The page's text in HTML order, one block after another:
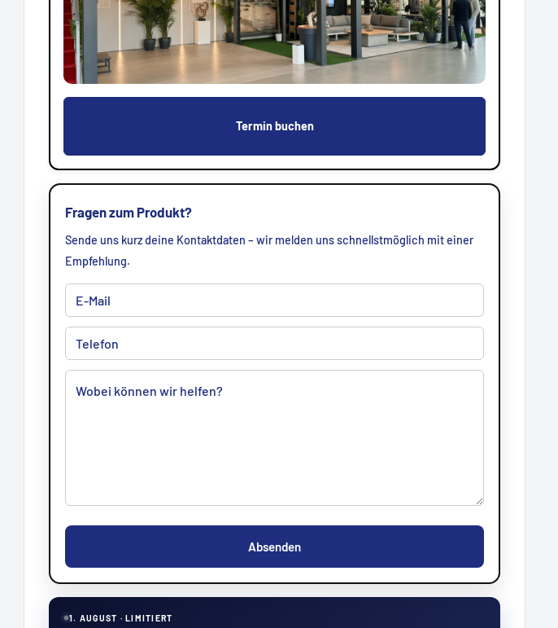
Termin buchen
Fragen zum Produkt?
Sende uns kurz deine Kontaktdaten – wir melden uns schnellstmöglich mit einer
Empfehlung.
Absenden
1. AUGUST · LIMITIERT